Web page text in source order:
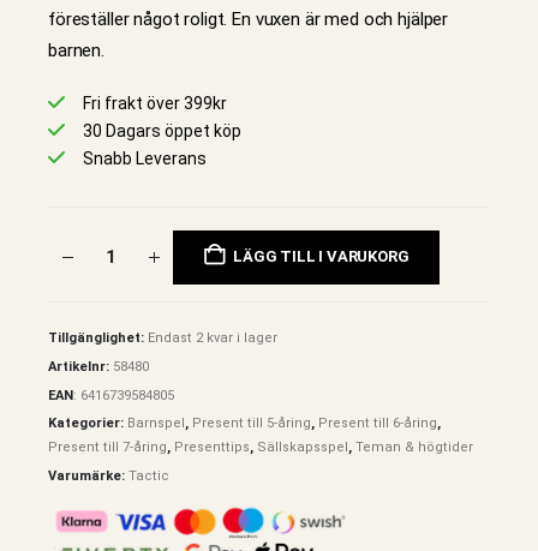
föreställer något roligt. En vuxen är med och hjälper
barnen.
Fri frakt över 399kr
30 Dagars öppet köp
Snabb Leverans
LÄGG TILL I VARUKORG
Tillgänglighet: Endast 2 kvar i lager
Artikelnr: 58480
EAN: 6416739584805
Kategorier: Barnspel , Present till 5-åring, Present till 6-åring,
Present till 7-åring, Presenttips, Sällskapsspel , Teman & högtider
Varumärke: Tactic